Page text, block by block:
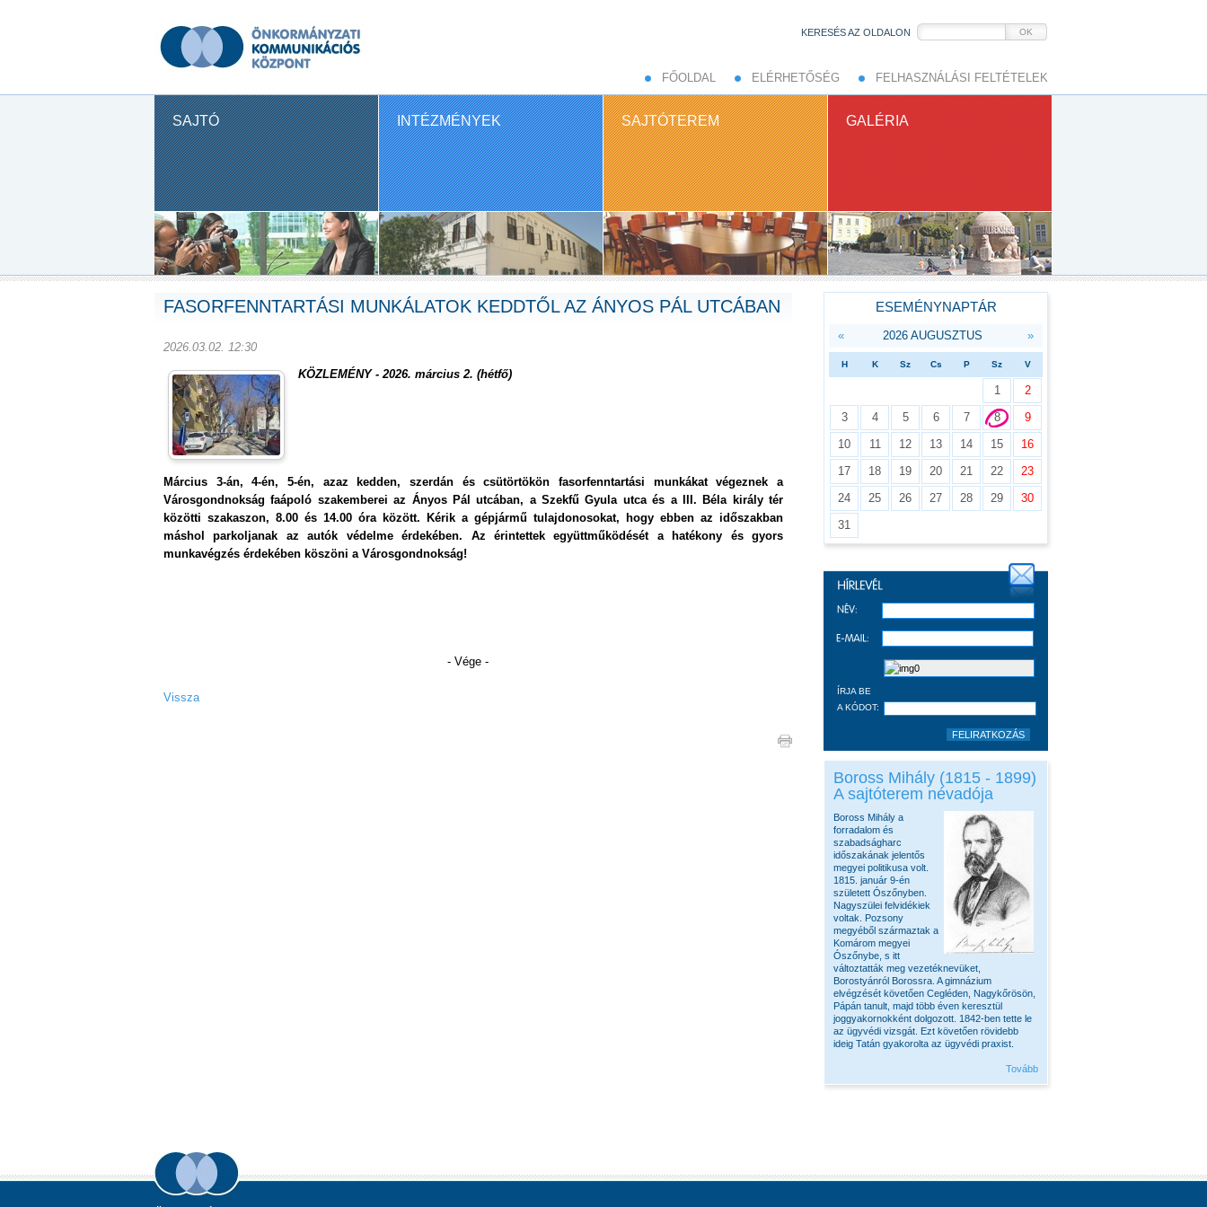
KERESÉS AZ OLDALON OK
FŐOLDAL ELÉRHETŐSÉG FELHASZNÁLÁSI FELTÉTELEK
SAJTÓ INTÉZMÉNYEK SAJTÓTEREM GALÉRIA
FASORFENNTARTÁSI MUNKÁLATOK KEDDTŐL AZ ÁNYOS PÁL UTCÁBAN
2026.03.02. 12:30
KÖZLEMÉNY - 2026. március 2. (hétfő)
Március 3-án, 4-én, 5-én, azaz kedden, szerdán és csütörtökön fasorfenntartási munkákat végeznek a
Városgondnokság faápoló szakemberei az Ányos Pál utcában, a Szekfű Gyula utca és a III. Béla király tér
közötti szakaszon, 8.00 és 14.00 óra között. Kérik a gépjármű tulajdonosokat, hogy ebben az időszakban
máshol parkoljanak az autók védelme érdekében. Az érintettek együttműködését a hatékony és gyors
munkavégzés érdekében köszöni a Városgondnokság!
- Vége -
Vissza
ESEMÉNYNAPTÁR
« 2026 AUGUSZTUS »
H K Sz Cs P Sz V
1
2
3
4 5 6 7 8
9
10
11 12 13 14 15
16
17
18 19 20 21 22
23
24
25 26 27 28 29
30
31
ÍRJA BE
A KÓDOT:
Boross Mihály (1815 - 1899)
A sajtóterem névadója
Boross Mihály a
forradalom és
szabadságharc
időszakának jelentős
megyei politikusa volt.
1815. január 9-én
született Ószőnyben.
Nagyszülei felvidékiek
voltak. Pozsony
megyéből származtak a
Komárom megyei
Ószőnybe, s itt
változtatták meg vezetéknevüket,
Borostyánról Borossra. A gimnázium
elvégzését követően Cegléden, Nagykőrösön,
Pápán tanult, majd több éven keresztül
joggyakornokként dolgozott. 1842-ben tette le
az ügyvédi vizsgát. Ezt követően rövidebb
ideig Tatán gyakorolta az ügyvédi praxist.
Tovább